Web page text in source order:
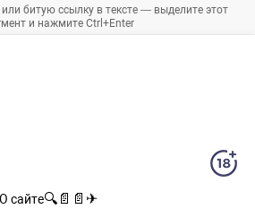
битую ссылку в тексте — выделите этот
и нажмите Ctrl+Enter
О сайте🔍 📄 📄 ✈